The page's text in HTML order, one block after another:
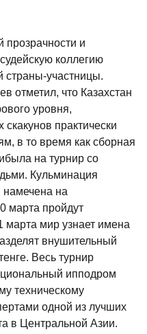
прозрачности и
коллегию
страны-участницы.
отметил, что Казахстан
уровня,
практически
в то время как сборная
на турнир со
Кульминация
намечена на
марта пройдут
марта мир узнает имена
внушительный
Весь турнир
ипподром
техническому
одной из лучших
в Центральной Азии.